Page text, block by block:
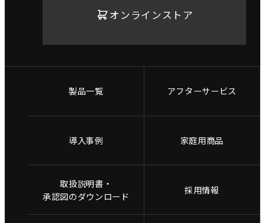
オンラインストア
製品一覧 アフターサービス
導入事例 家庭用商品
取扱説明書・
承認図のダウンロード
採用情報